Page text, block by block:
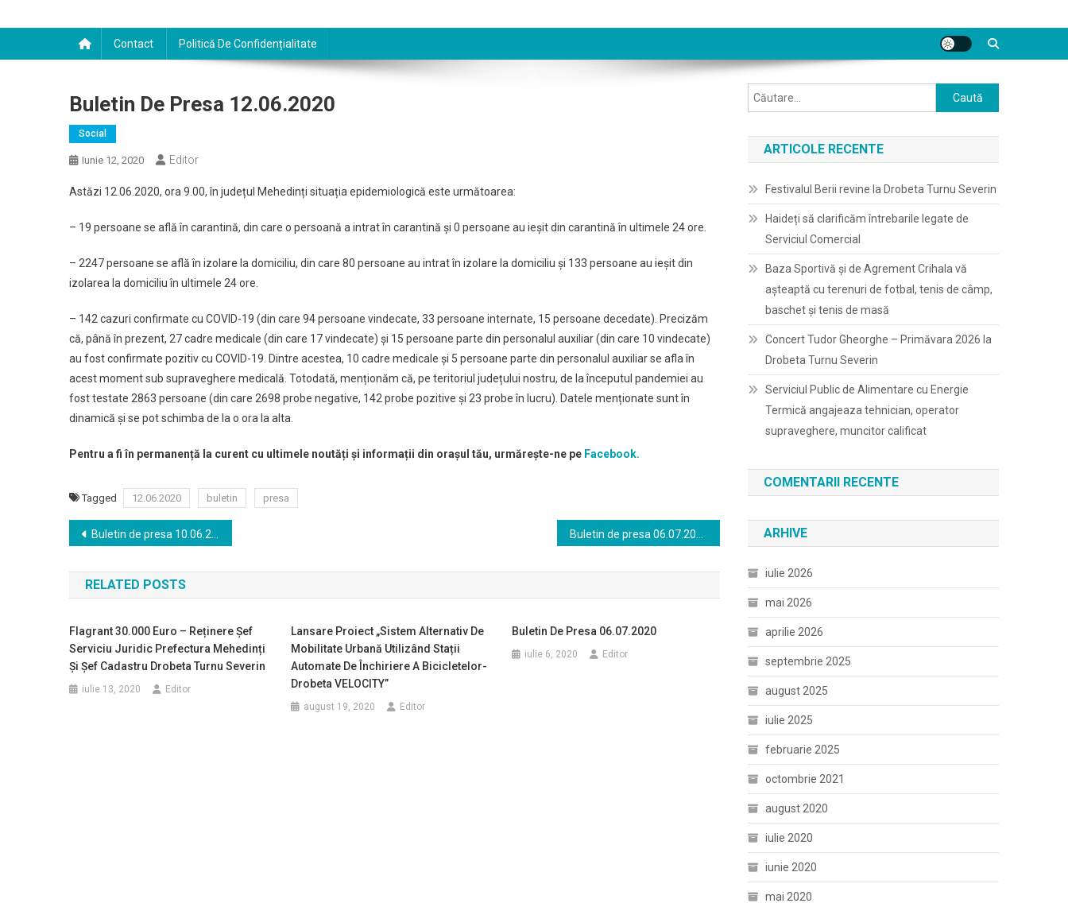
Contact Politică De Confidențialitate
Buletin De Presa 12.06.2020
Social
Iunie 12, 2020 Editor
Astăzi 12.06.2020, ora 9.00, în județul Mehedinți situația epidemiologică este următoarea:
– 19 persoane se află în carantină, din care o persoană a intrat în carantină și 0 persoane au ieșit din carantină în ultimele 24 ore.
– 2247 persoane se află în izolare la domiciliu, din care 80 persoane au intrat în izolare la domiciliu și 133 persoane au ieșit din
izolarea la domiciliu în ultimele 24 ore.
– 142 cazuri confirmate cu COVID-19 (din care 94 persoane vindecate, 33 persoane internate, 15 persoane decedate). Precizăm
că, până în prezent, 27 cadre medicale (din care 17 vindecate) și 15 persoane parte din personalul auxiliar (din care 10 vindecate)
au fost confirmate pozitiv cu COVID-19. Dintre acestea, 10 cadre medicale și 5 persoane parte din personalul auxiliar se afla în
acest moment sub supraveghere medicală. Totodată, menționăm că, pe teritoriul județului nostru, de la începutul pandemiei au
fost testate 2863 persoane (din care 2698 probe negative, 142 probe pozitive şi 23 probe în lucru). Datele menționate sunt în
dinamică și se pot schimba de la o ora la alta.
Pentru a fi în permanență la curent cu ultimele noutăți și informații din orașul tău, urmărește-ne pe Facebook.
Tagged 12.06.2020 buletin presa
Navigare
în
articole
Buletin de presa 10.06.2020
RELATED POSTS
Flagrant 30.000 Euro – Reținere Șef
Serviciu Juridic Prefectura Mehedinți
Și Șef Cadastru Drobeta Turnu Severin
iulie 13, 2020 Editor
Lansare Proiect „Sistem Alternativ De
Mobilitate Urbană Utilizând Stații
Automate De Închiriere A Bicicletelor-
Drobeta VELOCITY”
august 19, 2020 Editor
Buletin De Presa 06.07.2020
iulie 6, 2020 Editor
Caută
după:
ARTICOLE RECENTE
Festivalul Berii revine la Drobeta Turnu Severin
Haideți să clarificăm întrebarile legate de
Serviciul Comercial
Baza Sportivă și de Agrement Crihala vă
așteaptă cu terenuri de fotbal, tenis de câmp,
baschet și tenis de masă
Concert Tudor Gheorghe – Primăvara 2026 la
Drobeta Turnu Severin
Serviciul Public de Alimentare cu Energie
Termică angajeaza tehnician, operator
supraveghere, muncitor calificat
COMENTARII RECENTE
ARHIVE
iulie 2026
mai 2026
aprilie 2026
septembrie 2025
august 2025
iulie 2025
februarie 2025
octombrie 2021
august 2020
iulie 2020
iunie 2020
mai 2020